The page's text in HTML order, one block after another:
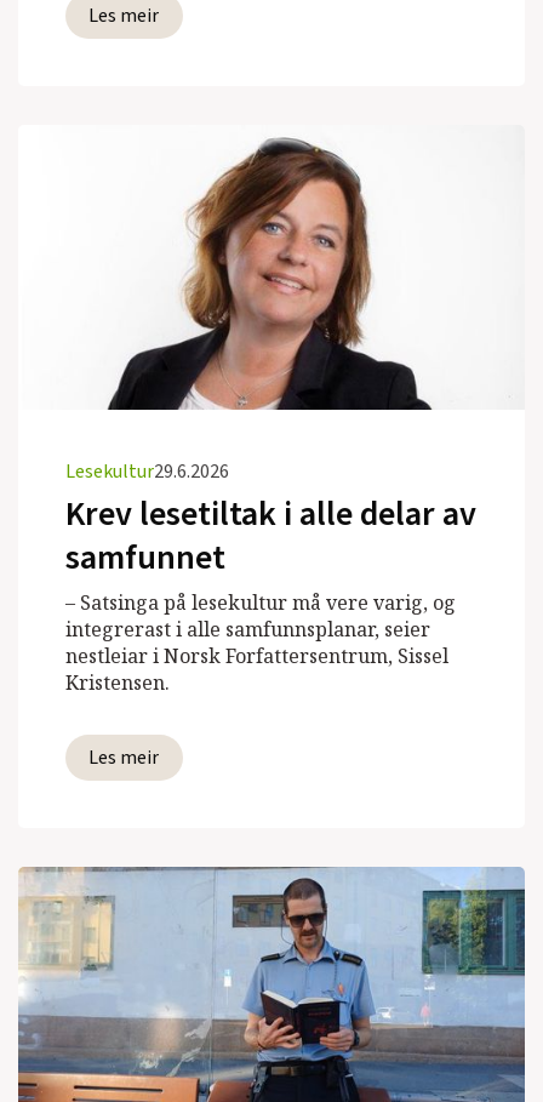
Les meir
Lesekultur29.6.2026
Krev lesetiltak i alle delar av
samfunnet
– Satsinga på lesekultur må vere varig, og
integrerast i alle samfunnsplanar, seier
nestleiar i Norsk Forfattersentrum, Sissel
Kristensen.
Les meir